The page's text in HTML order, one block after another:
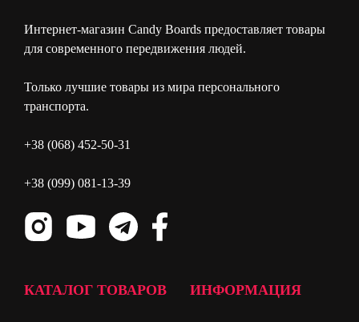
Интернет-магазин Candy Boards предоставляет товары
для современного передвижения людей.
Только лучшие товары из мира персонального
транспорта.
+38 (068) 452-50-31
+38 (099) 081-13-39
КАТАЛОГ ТОВАРОВ ИНФОРМАЦИЯ